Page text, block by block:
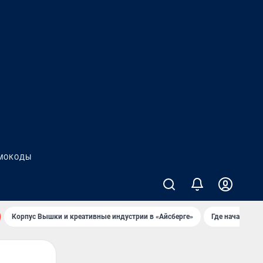
Корпус Вышки и креативные индустрии в «Айсберге» Где начать